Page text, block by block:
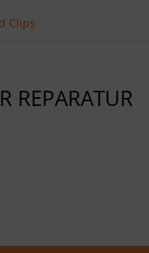
Clips
REPARATUR